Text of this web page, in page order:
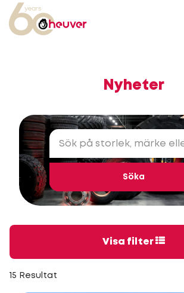
Nyheter
Söka
Visa filter
15 Resultat